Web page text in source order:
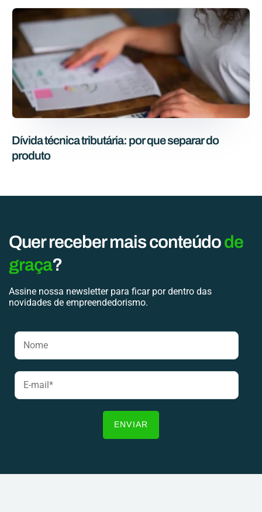
Dívida técnica tributária: por que separar do
produto
Quer receber mais conteúdode
graça?
Assine nossa newsletter para ficar por dentro das
novidades de empreendedorismo.